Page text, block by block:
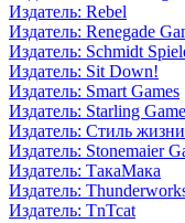
Издатель: Rebel
Издатель: Renegade
Издатель: Schmidt
Издатель: Sit Down!
Издатель: Smart Games
Издатель: Starling
Издатель: Стиль жизни
Издатель: Stonemaier
Издатель: ТакаМака
Издатель:
Издатель: TnTcat